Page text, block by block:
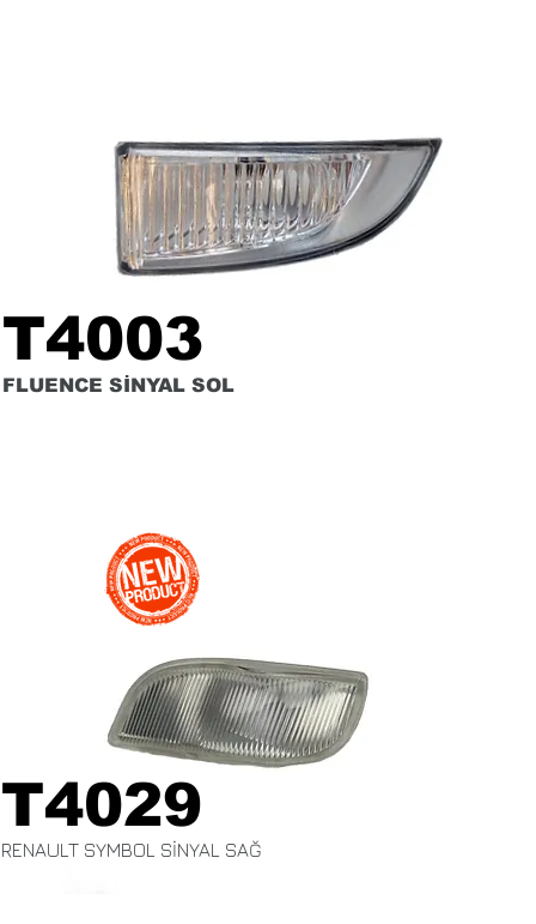
T4003
FLUENCE SİNYAL SOL
T4029
RENAULT SYMBOL SİNYAL SAĞ